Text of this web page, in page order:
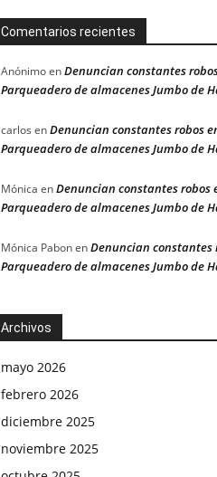
Comentarios recientes
AnónimoenDenuncian constantes
Parqueadero de almacenes Jumbo de
carlos enDenuncian constantes robos
Parqueadero de almacenes Jumbo de
Mónica enDenuncian constantes robos
Parqueadero de almacenes Jumbo de
Mónica PabonenDenuncian constantes
Parqueadero de almacenes Jumbo de
Archivos
mayo 2026
febrero 2026
diciembre 2025
noviembre 2025